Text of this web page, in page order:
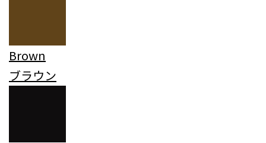
Brown
ブラウン